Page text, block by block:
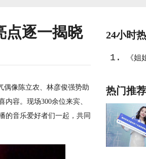
点逐一揭晓
像陈立农、林彦俊强势助
容。现场300余位来宾、
的音乐爱好者们一起，共同
24小时
1. 《
热门推荐